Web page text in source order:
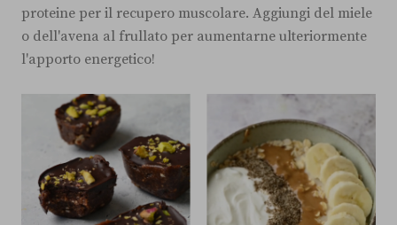
proteine per il recupero muscolare. Aggiungi del miele
o dell'avena al frullato per aumentarne ulteriormente
l'apporto energetico!